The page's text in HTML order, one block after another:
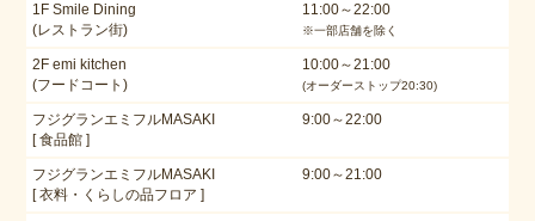
1F Smile Dining
(レストラン街)
11:00～22:00
※一部店舗を除く
2F emi kitchen
(フードコート)
10:00～21:00
(オーダーストップ20:30)
フジグランエミフルMASAKI
[ 食品館 ]
9:00～22:00
フジグランエミフルMASAKI
[ 衣料・くらしの品フロア ]
9:00～21:00